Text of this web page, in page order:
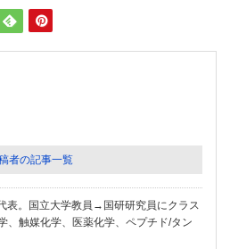
者の記事一覧
表。国立大学教員→国研研究員にクラス
、触媒化学、医薬化学、ペプチド/タン